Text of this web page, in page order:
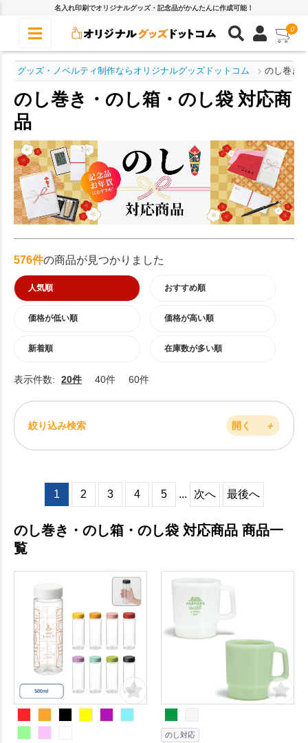
名入れ印刷でオリジナルグッズ・記念品がかんたんに作成可能！
0
グッズ・ノベルティ制作ならオリジナルグッズドットコム のし巻き
のし巻き・のし箱・のし袋 対応商
品
576件の商品が見つかりました
人気順 おすすめ順
価格が低い順 価格が高い順
新着順 在庫数が多い順
表示件数: 20件 40件 60件
絞り込み検索 開く ＋
1 2 3 4 5 ... 次へ 最後へ
のし巻き・のし箱・のし袋 対応商品 商品一
覧
のし対応